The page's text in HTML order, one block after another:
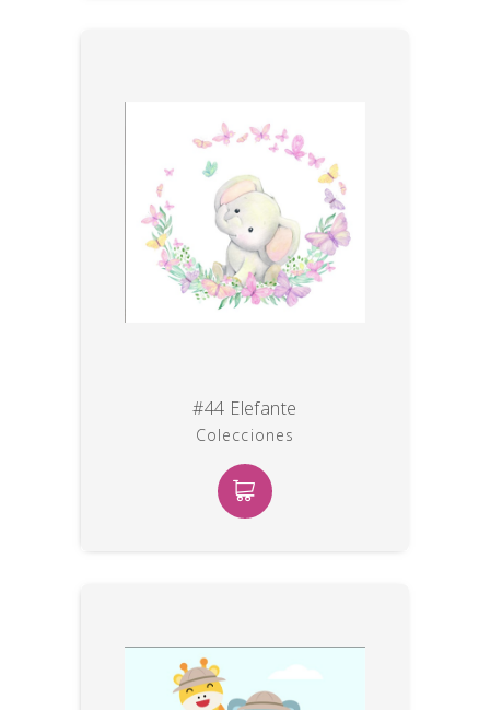
#44 Elefante
Colecciones